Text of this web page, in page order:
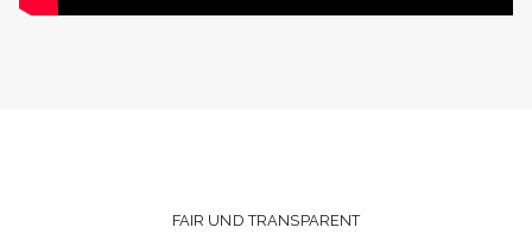
FAIR UND TRANSPARENT